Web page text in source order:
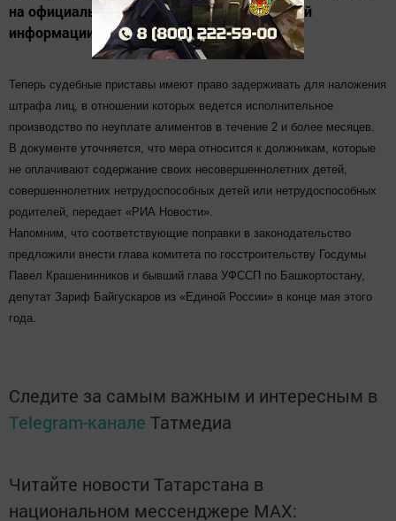
на официальном интернет-портале правовой
информации.
Теперь судебные приставы имеют право задерживать для наложения
штрафа лиц, в отношении которых ведется исполнительное
производство по неуплате алиментов в течение 2 и более месяцев.
В документе уточняется, что мера относится к должникам, которые
не оплачивают содержание своих несовершеннолетних детей,
совершеннолетних нетрудоспособных детей или нетрудоспособных
родителей, передает «РИА Новости».
Напомним, что соответствующие поправки в законодательство
предложили внести глава комитета по госстроительству Госдумы
Павел Крашенинников и бывший глава УФССП по Башкортостану,
депутат Зариф Байгускаров из «Единой России» в конце мая этого
года.
Следите за самым важным и интересным в
Telegram-канале Татмедиа
Читайте новости Татарстана в
национальном мессенджере MАХ: